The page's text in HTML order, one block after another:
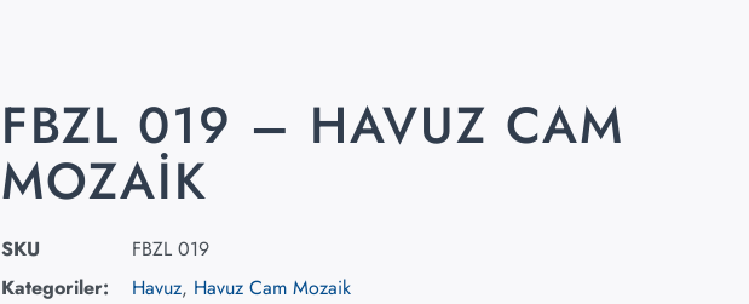
FBZL 019 – HAVUZ CAM
MOZAIK
SKU
FBZL 019
Kategoriler:
Havuz, Havuz Cam Mozaik